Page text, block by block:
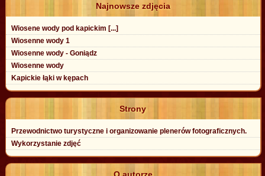
Najnowsze zdjęcia
Wiosene wody pod kapickim [...]
Wiosenne wody 1
Wiosenne wody - Goniądz
Wiosenne wody
Kapickie łąki w kępach
Strony
Przewodnictwo turystyczne i organizowanie plenerów fotograficznych.
Wykorzystanie zdjęć
O autorze